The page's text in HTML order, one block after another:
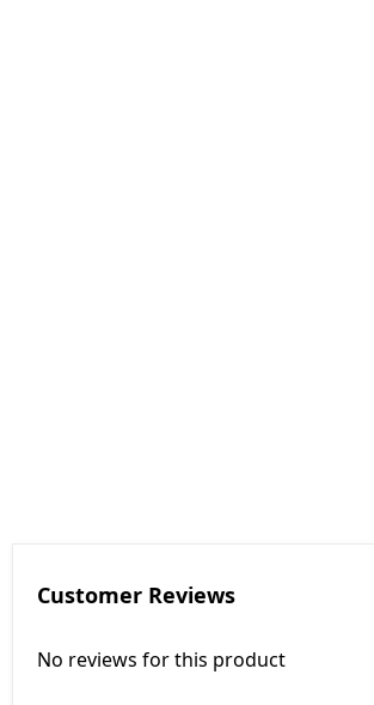
Customer Reviews
No reviews for this product